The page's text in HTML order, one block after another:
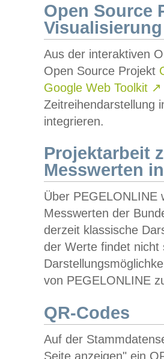
Open Source
Visualisierung
Aus der interaktiven
Open Source Projekt
Google Web Toolkit ↗
Zeitreihendarstellung
integrieren.
Projektarbeit
Messwerten
Über PEGELONLINE
Messwerten der
derzeit klassische
der Werte findet
von PEGELONLINE
QR-Codes
Auf der
Seite anzeigen" ein